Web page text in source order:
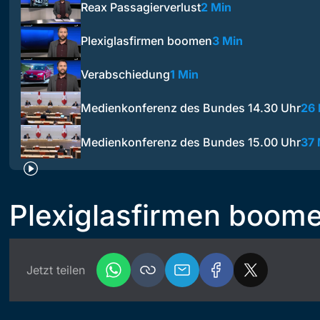
Reax Passagierverlust2 Min
Plexiglasfirmen boomen3 Min
Verabschiedung1 Min
Medienkonferenz des Bundes 14.30 Uhr26
Medienkonferenz des Bundes 15.00 Uhr37
Plexiglasfirmen
Jetzt teilen